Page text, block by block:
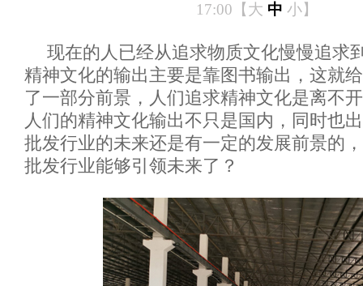
17:00【大 中 小】
现在的人已经从追求物质文化慢慢追求
精神文化的输出主要是靠图书输出，这就给
了一部分前景，人们追求精神文化是离不
人们的精神文化输出不只是国内，同时也
批发行业的未来还是有一定的发展前景的
批发行业能够引领未来了？